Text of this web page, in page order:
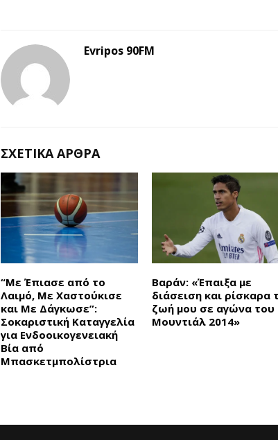
Evripos 90FM
ΣΧΕΤΙΚΆ ΆΡΘΡΑ
“Με Έπιασε από το
Λαιμό, Με Χαστούκισε
και Με Δάγκωσε”:
Σοκαριστική Καταγγελία
για Ενδοοικογενειακή
Βία από
Μπασκετμπολίστρια
Βαράν: «Έπαιξα με
διάσειση και ρίσκαρα
ζωή μου σε αγώνα του
Μουντιάλ 2014»